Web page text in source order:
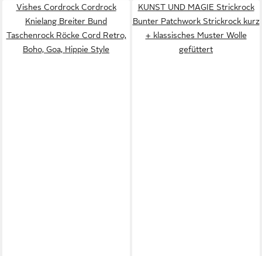
Vishes Cordrock Cordrock
Knielang Breiter Bund
Taschenrock Röcke Cord Retro,
Boho, Goa, Hippie Style
KUNST UND MAGIE Strickrock
Bunter Patchwork Strickrock kurz
+ klassisches Muster Wolle
gefüttert